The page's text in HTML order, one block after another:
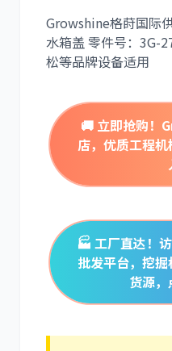
Growshine格莳国际
水箱盖 零件号： 3G-
松等品牌设备适用
🚚 立即抢购！
店，优质工程
🏭 工厂直达！
批发平台，挖
货源，